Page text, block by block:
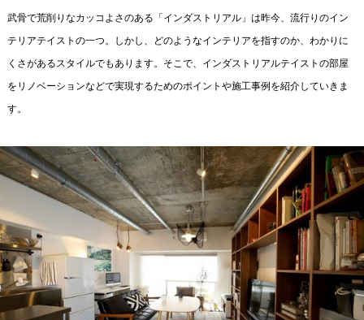
武骨で荒削りなカッコよさのある「インダストリアル」は昨今、流行りのイン
テリアテイストの一つ。しかし、どのようなインテリアを指すのか、わかりに
くさがあるスタイルでもあります。そこで、インダストリアルテイストの部屋
をリノベーションなどで実現するためのポイントや施工事例を紹介していきま
す。